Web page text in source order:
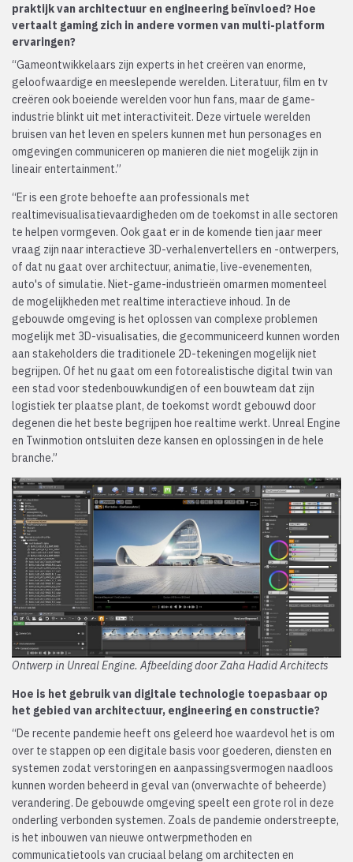
praktijk van architectuur en engineering beïnvloed? Hoe
vertaalt gaming zich in andere vormen van multi-platform
ervaringen?
“Gameontwikkelaars zijn experts in het creëren van enorme,
geloofwaardige en meeslepende werelden. Literatuur, film en tv
creëren ook boeiende werelden voor hun fans, maar de game-
industrie blinkt uit met interactiviteit. Deze virtuele werelden
bruisen van het leven en spelers kunnen met hun personages en
omgevingen communiceren op manieren die niet mogelijk zijn in
lineair entertainment.”
“Er is een grote behoefte aan professionals met
realtimevisualisatievaardigheden om de toekomst in alle sectoren
te helpen vormgeven. Ook gaat er in de komende tien jaar meer
vraag zijn naar interactieve 3D-verhalenvertellers en -ontwerpers,
of dat nu gaat over architectuur, animatie, live-evenementen,
auto's of simulatie. Niet-game-industrieën omarmen momenteel
de mogelijkheden met realtime interactieve inhoud. In de
gebouwde omgeving is het oplossen van complexe problemen
mogelijk met 3D-visualisaties, die gecommuniceerd kunnen worden
aan stakeholders die traditionele 2D-tekeningen mogelijk niet
begrijpen. Of het nu gaat om een fotorealistische digital twin van
een stad voor stedenbouwkundigen of een bouwteam dat zijn
logistiek ter plaatse plant, de toekomst wordt gebouwd door
degenen die het beste begrijpen hoe realtime werkt. Unreal Engine
en Twinmotion ontsluiten deze kansen en oplossingen in de hele
branche.”
Ontwerp in Unreal Engine. Afbeelding door Zaha Hadid Architects
Hoe is het gebruik van digitale technologie toepasbaar op
het gebied van architectuur, engineering en constructie?
“De recente pandemie heeft ons geleerd hoe waardevol het is om
over te stappen op een digitale basis voor goederen, diensten en
systemen zodat verstoringen en aanpassingsvermogen naadloos
kunnen worden beheerd in geval van (onverwachte of beheerde)
verandering. De gebouwde omgeving speelt een grote rol in deze
onderling verbonden systemen. Zoals de pandemie onderstreepte,
is het inbouwen van nieuwe ontwerpmethoden en
communicatietools van cruciaal belang om architecten en